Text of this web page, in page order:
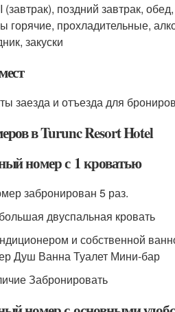
(завтрак), поздний завтрак,
горячие, прохладительные,
закуски
заезда и отъезда для
в Turunc Resort Hotel
номер с 1 кроватью
забронирован 5 раз.
двуспальная кровать
и собственной
Душ Ванна Туалет Мини-бар
Забронировать